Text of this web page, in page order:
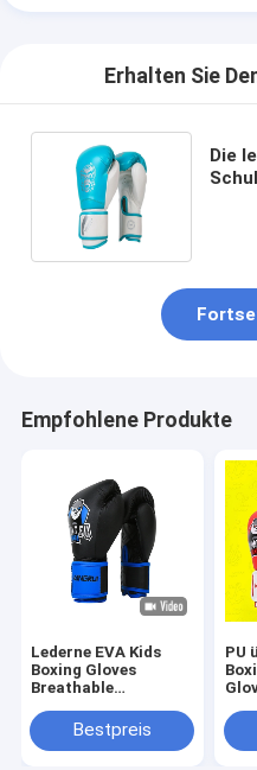
Erhalten Sie
Die
Empfohlene Produkte
Lederne EVA Kids
Boxing Gloves
Breathable
Schutzausrüstung
PUs
Bestpreis
PU